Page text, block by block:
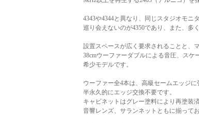
4343や4344と異なり、同じスタジオモ
巡り会えないのが4350であり、また、多
設置スペースが広く要求されることと、
38cmウーファーダブルによる音圧、ス
希少モデルです。
ウーファー全4本は、高級セームエッジに
半永久的にエッジ交換不要です。
キャビネットはグレー塗料により再塗装済
音響レンズ、サランネットともに揃って